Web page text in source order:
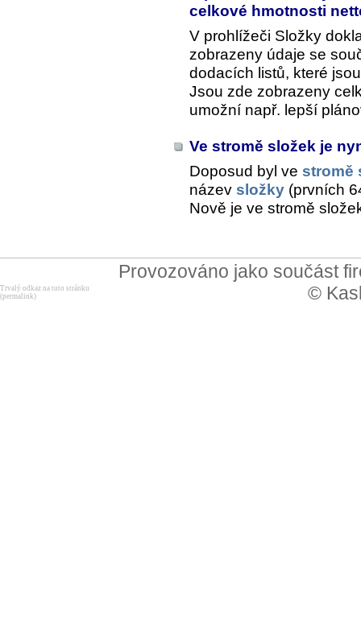
celkové hmotnosti
V prohlížeči Složky
zobrazeny údaje se
dodacích listů, které
Jsou zde zobrazeny
umožní např. lepší
Ve stromě složek je
Doposud byl ve stromě
název složky (prvních
Nově je ve stromě
Provozováno jako součást
©
Trvalý odkaz na tuto stránku
(permalink)